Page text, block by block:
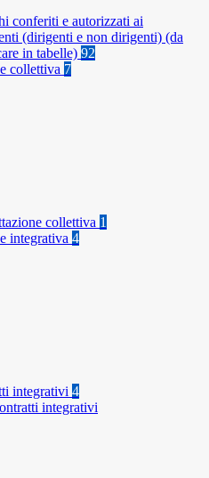
conferiti e autorizzati ai
(dirigenti e non dirigenti) (da
in tabelle) 92
collettiva 7
collettiva 1
integrativa 4
integrativi 4
integrativi